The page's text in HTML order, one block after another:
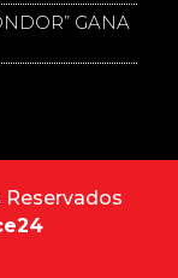
GANA
Reservados